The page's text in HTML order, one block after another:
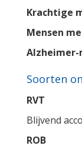
Krachtige
Mensen
Alzheimer-
Soorten
RVT
Blijvend
ROB